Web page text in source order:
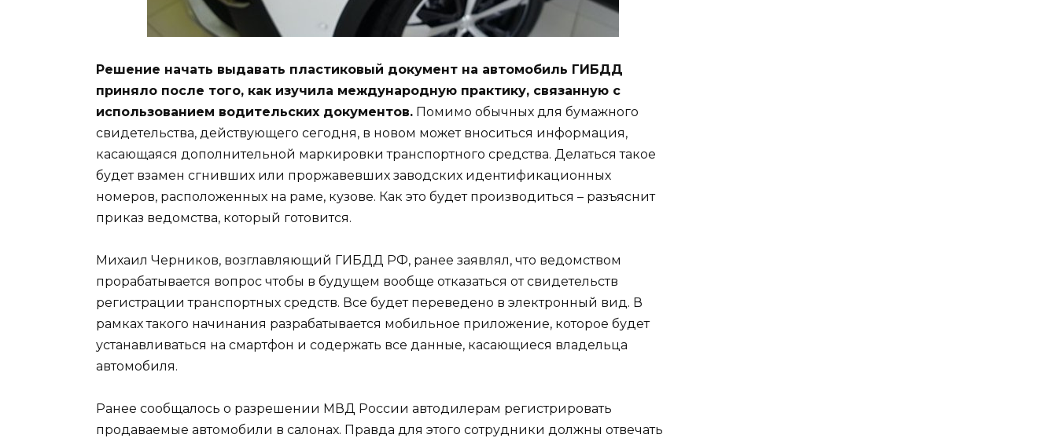
Решение начать выдавать пластиковый документ на автомобиль ГИБДД
приняло после того, как изучила международную практику, связанную с
использованием водительских документов. Помимо обычных для бумажного
свидетельства, действующего сегодня, в новом может вноситься информация,
касающаяся дополнительной маркировки транспортного средства. Делаться такое
будет взамен сгнивших или проржавевших заводских идентификационных
номеров, расположенных на раме, кузове. Как это будет производиться – разъяснит
приказ ведомства, который готовится.
Михаил Черников, возглавляющий ГИБДД РФ, ранее заявлял, что ведомством
прорабатывается вопрос чтобы в будущем вообще отказаться от свидетельств
регистрации транспортных средств. Все будет переведено в электронный вид. В
рамках такого начинания разрабатывается мобильное приложение, которое будет
устанавливаться на смартфон и содержать все данные, касающиеся владельца
автомобиля.
Ранее сообщалось о разрешении МВД России автодилерам регистрировать
продаваемые автомобили в салонах. Правда для этого сотрудники должны отвечать